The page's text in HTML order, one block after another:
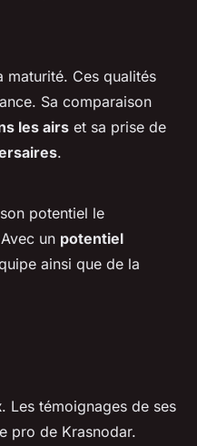
maturité. Ces qualités
Sa comparaison
les airs et sa prise de
.
potentiel le
un potentiel
ainsi que de la
. Les témoignages de ses
pro de Krasnodar.